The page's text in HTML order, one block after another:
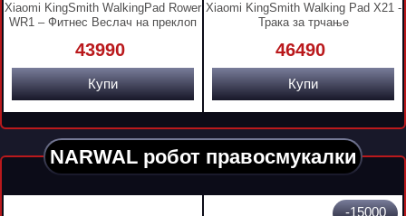
Xiaomi KingSmith WalkingPad Rower
WR1 – Фитнес Веслач на преклоп
43990
Купи
Xiaomi KingSmith Walking Pad X21 -
Трака за трчање
46490
Купи
NARWAL робот правосмукалки
-15000